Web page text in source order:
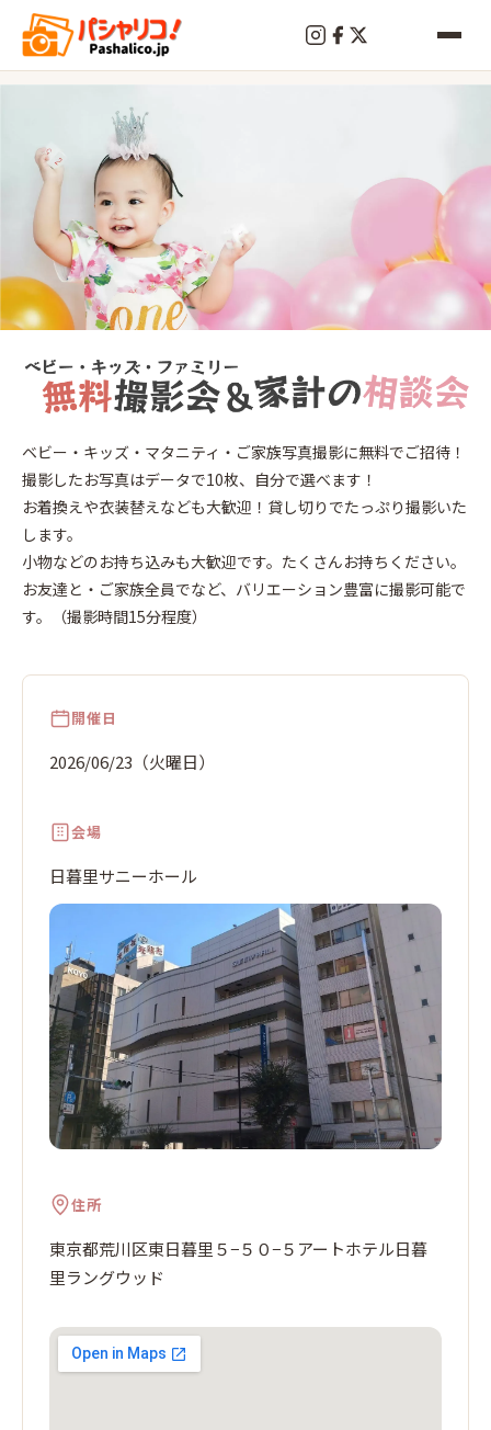
終
了
日暮
里
2026
6月23
ベビー・キッズ・マタニティ・ご家族写真撮影に無料でご招待！
撮影したお写真はデータで10枚、自分で選べます！
お着換えや衣装替えなども大歓迎！貸し切りでたっぷり撮影いた
します。
小物などのお持ち込みも大歓迎です。たくさんお持ちください。
お友達と・ご家族全員でなど、バリエーション豊富に撮影可能で
す。（撮影時間15分程度）
開催日
2026/06/23（火曜日）
会場
日暮里サニーホール
住所
東京都荒川区東日暮里５−５０−５アートホテル日暮
里ラングウッド